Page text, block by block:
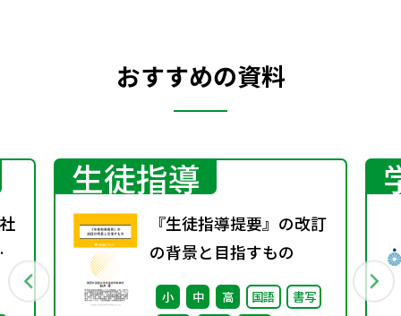
おすすめの資料
生徒指導
『生徒指導提要』の改訂
の背景と目指すもの
小 中 高 国語
書写